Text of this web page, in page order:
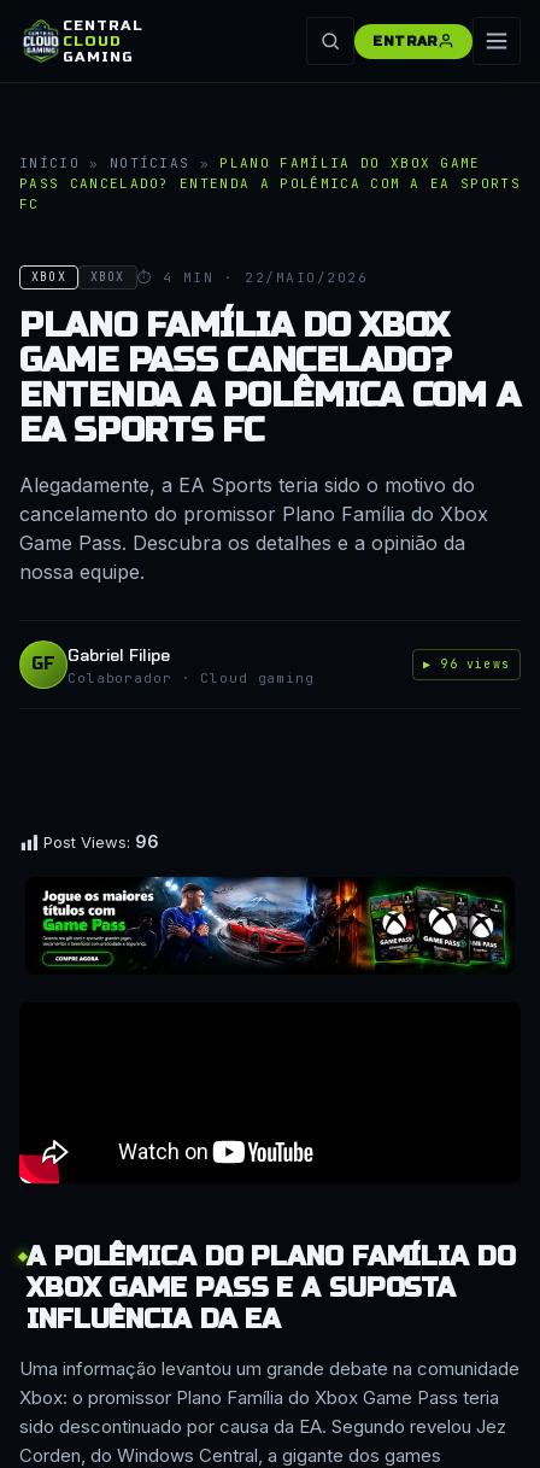
CENTRAL
CLOUD
GAMING
ENTRAR
INÍCIO » NOTÍCIAS » PLANO FAMÍLIA DO XBOX GAME
PASS CANCELADO? ENTENDA A POLÊMICA COM A EA SPORTS
FC
XBOX XBOX ⏱ 4 MIN · 22/MAIO/2026
PLANO FAMÍLIA DO XBOX
GAME PASS CANCELADO?
ENTENDA A POLÊMICA COM A
EA SPORTS FC
Alegadamente, a EA Sports teria sido o motivo do
cancelamento do promissor Plano Família do Xbox
Game Pass. Descubra os detalhes e a opinião da
nossa equipe.
GF Gabriel Filipe
Colaborador · Cloud gaming
▶ 96 views
Post Views: 96
A POLÊMICA DO PLANO FAMÍLIA DO
XBOX GAME PASS E A SUPOSTA
INFLUÊNCIA DA EA
Uma informação levantou um grande debate na comunidade
Xbox: o promissor Plano Família do Xbox Game Pass teria
sido descontinuado por causa da EA. Segundo revelou Jez
Corden, do Windows Central, a gigante dos games